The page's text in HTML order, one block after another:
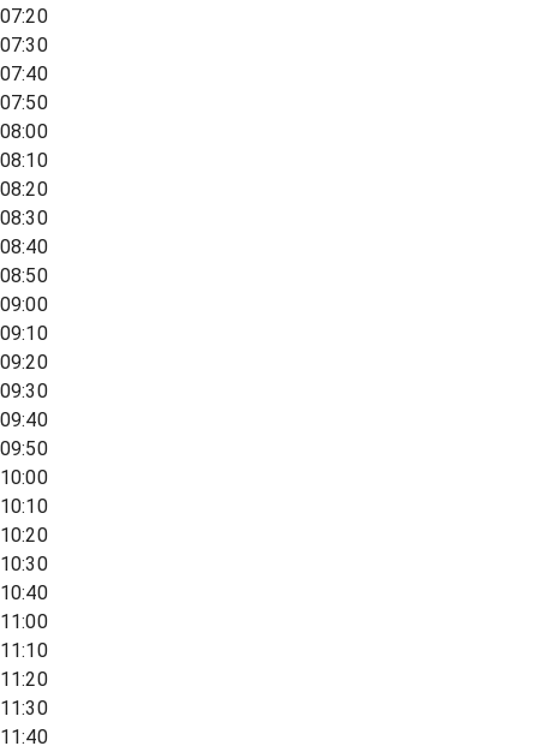
07:20
07:30
07:40
07:50
08:00
08:10
08:20
08:30
08:40
08:50
09:00
09:10
09:20
09:30
09:40
09:50
10:00
10:10
10:20
10:30
10:40
11:00
11:10
11:20
11:30
11:40